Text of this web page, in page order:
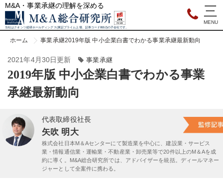
M&A・事業承継の理解を深める
当社はクオンツ総研ホールディングス(東証プライム上場、証券コード9552)の子会社です。
ホーム 事業承継2019年版 中小企業白書でわかる事業承継最新動向
2021年4月30日更新 事業承継
2019年版 中小企業白書でわかる事業
承継最新動向
代表取締役社長
矢吹 明大
株式会社日本M＆Aセンターにて製造業を中心に、建設業・サービス
業・情報通信業・運輸業・不動産業・卸売業等で20件以上のM＆Aを成
約に導く。M&A総合研究所では、アドバイザーを統括。ディールマネー
ジャーとして全案件に携わる。